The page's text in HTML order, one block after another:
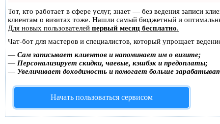
Тот, кто работает в сфере услуг, знает — без ведения записи
клиентам о визитах тоже. Нашли самый бюджетный и
Для новых пользователей первый месяц бесплатно.
Чат-бот для мастеров и специалистов, который упрощает
— Сам записывает клиентов и напоминает им о визите;
— Персонализирует скидки, чаевые, кэшбэк и предоплаты;
— Увеличивает доходимость и помогает больше
Начать пользоваться сервисом